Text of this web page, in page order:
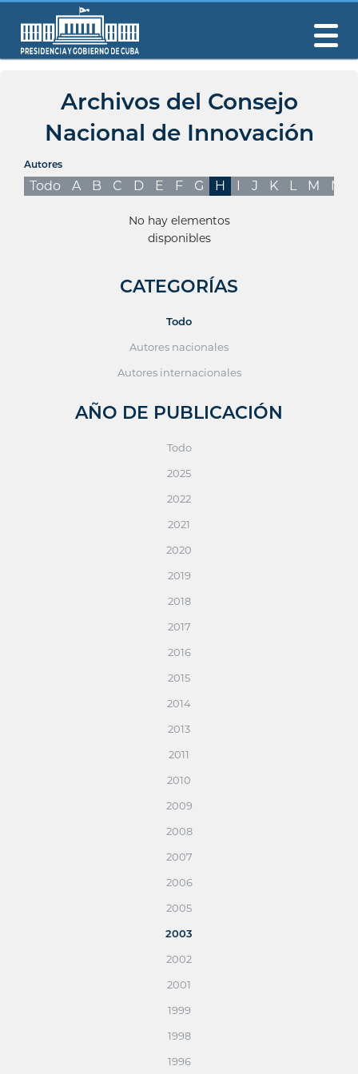
Archivos del Consejo
Nacional de Innovación
Autores
Todo A B C D E F G H I J K L M N
No hay elementos
disponibles
CATEGORÍAS
Todo
Autores nacionales
Autores internacionales
AÑO DE PUBLICACIÓN
Todo
2025
2022
2021
2020
2019
2018
2017
2016
2015
2014
2013
2011
2010
2009
2008
2007
2006
2005
2003
2002
2001
1999
1998
1996